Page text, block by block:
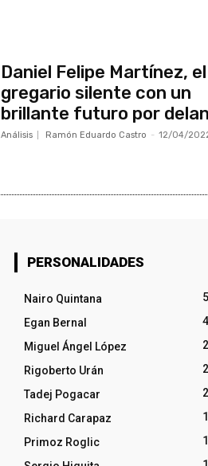
Daniel Felipe Martínez, el
gregario silente con un
brillante futuro por
Análisis Ramón Eduardo Castro - 12/04/
PERSONALIDADES
Nairo Quintana
Egan Bernal
Miguel Ángel López
Rigoberto Urán
Tadej Pogacar
Richard Carapaz
Primoz Roglic